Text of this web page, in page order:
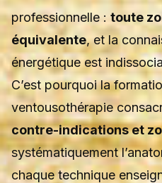
professionnelle : toute
équivalente, et la
énergétique est
C’est pourquoi la
ventousothérapie
contre-indications et
systématiquement
chaque technique